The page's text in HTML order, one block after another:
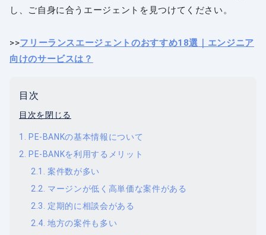
し、ご自身に合うエージェントを見つけてください。
>>フリーランスエージェントのおすすめ18選｜エンジニア
向けのサービスは？
目次
目次を閉じる
PE-BANKの基本情報について
PE-BANKを利用するメリット
案件数が多い
マージンが低く高単価な案件がある
定期的に相談会がある
地方の案件も多い